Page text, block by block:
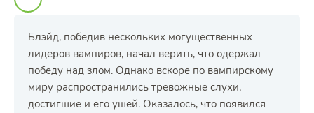
Блэйд, победив нескольких могущественных
лидеров вампиров, начал верить, что одержал
победу над злом. Однако вскоре по вампирскому
миру распространились тревожные слухи,
достигшие и его ушей. Оказалось, что появился